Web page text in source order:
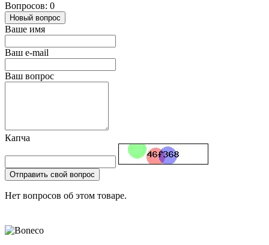
Вопросов: 0
Новый вопрос
Ваше имя
Ваш e-mail
Ваш вопрос
Капча
Отправить свой вопрос
Нет вопросов об этом товаре.